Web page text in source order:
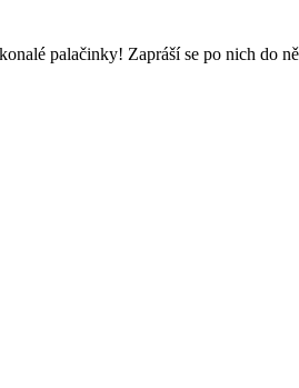
palačinky! Zapráší se po nich do